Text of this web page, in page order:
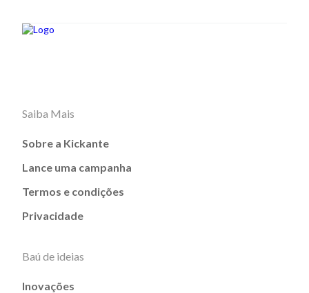
Saiba Mais
Sobre a Kickante
Lance uma campanha
Termos e condições
Privacidade
Baú de ideias
Inovações